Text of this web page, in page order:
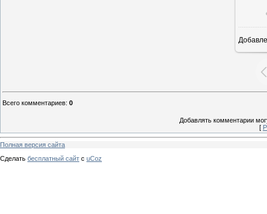
Всего комментариев: 0
Добавлять комментарии
[
Полная версия сайта
Сделать бесплатный сайт с uCoz